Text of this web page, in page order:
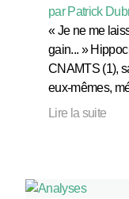
par Patrick
« Je ne me
gain... »
CNAMTS (1),
eux-mêmes,
Lire la suite